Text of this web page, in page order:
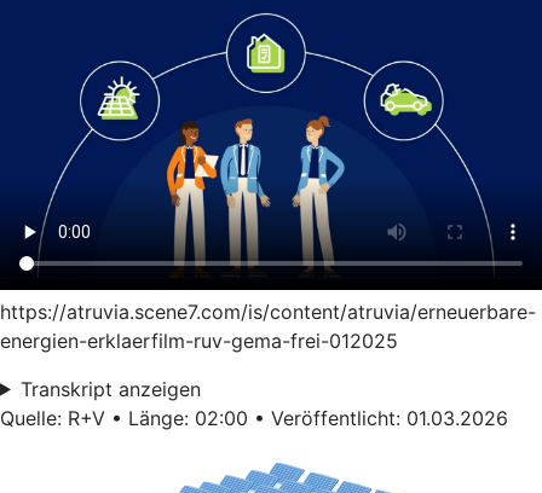
https://atruvia.scene7.com/is/content/atruvia/erneuerbare-
energien-erklaerfilm-ruv-gema-frei-012025
Transkript anzeigen
Quelle: R+V • Länge: 02:00 • Veröffentlicht: 01.03.2026